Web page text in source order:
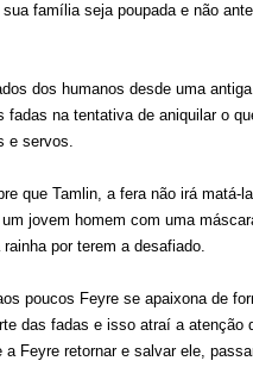
família seja poupada e não
dos humanos desde uma
na tentativa de aniquilar o
e servos.
que Tamlin, a fera não irá
jovem homem com uma
por terem a desafiado.
poucos Feyre se apaixona de
das fadas e isso atraí a
Feyre retornar e salvar ele,